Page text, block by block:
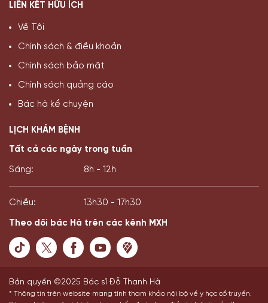
LIÊN KẾT HỮU ÍCH
Về Tôi
Chính sách & điều khoản
Chính sách bảo mật
Chính sách quảng cáo
Bác hà kể chuyện
LỊCH KHÁM BỆNH
Tất cả các ngày trong tuần
Sáng: 8h - 12h
Chiều: 13h30 - 17h30
Theo dõi bác Hà trên các kênh MXH
Bản quyền ©2025 Bác sĩ Đỗ Thanh Hà
* Thông tin trên website mang tính tham khảo nội bộ về y học cổ truyền.